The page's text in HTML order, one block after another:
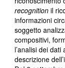
recognition il
informazioni
soggetto
compositivi,
l’analisi dei
descrizione